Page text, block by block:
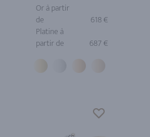
Or à partir
de
618 €
Platine à
partir de
687 €